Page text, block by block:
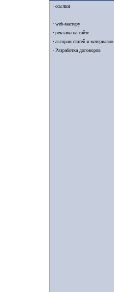
ссылки
web-мастеру
реклама на сайте
авторам статей и материалов
Разработка договоров